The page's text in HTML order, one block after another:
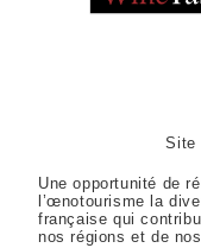
Site
Une opportunité de
l’œnotourisme la
française qui
nos régions et de